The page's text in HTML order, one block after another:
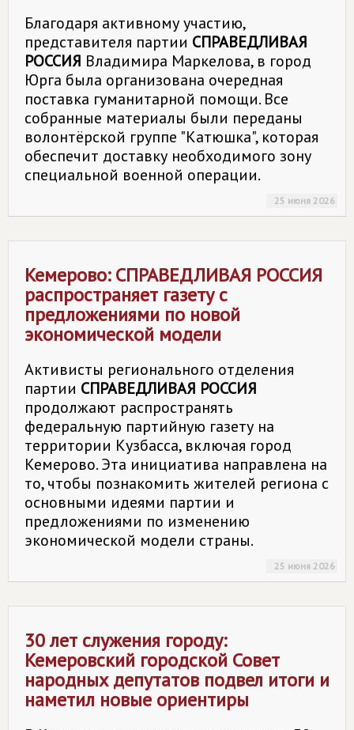
Благодаря активному участию,
представителя партии СПРАВЕДЛИВАЯ
РОССИЯ Владимира Маркелова, в город
Юрга была организована очередная
поставка гуманитарной помощи. Все
собранные материалы были переданы
волонтёрской группе "Катюшка", которая
обеспечит доставку необходимого зону
специальной военной операции.
25 июня 2026
Кемерово:СПРАВЕДЛИВАЯ РОССИЯ
распространяет газету с
предложениями по новой
экономической модели
Активисты регионального отделения
партии СПРАВЕДЛИВАЯ РОССИЯ
продолжают распространять
федеральную партийную газету на
территории Кузбасса, включая город
Кемерово. Эта инициатива направлена на
то, чтобы познакомить жителей региона с
основными идеями партии и
предложениями по изменению
экономической модели страны.
25 июня 2026
30 лет служения городу:
Кемеровский городской Совет
народных депутатов подвел итоги и
наметил новые ориентиры